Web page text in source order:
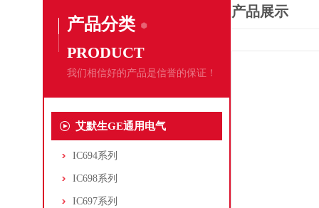
产品分类
PRODUCT
我们相信好的产品是信誉的保证！
艾默生GE通用电气
IC694系列
IC698系列
IC697系列
产品展示